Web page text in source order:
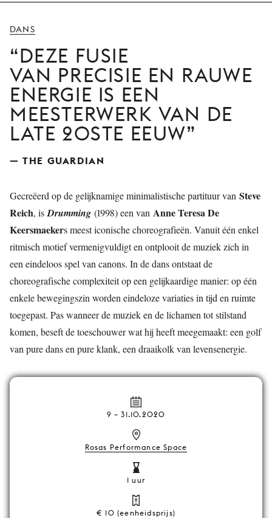
DANS
DEZE FUSIE
VAN PRECISIE EN RAUWE
ENERGIE IS EEN
MEESTERWERK VAN DE
LATE 20STE EEUW
— THE GUARDIAN
Gecreëerd op de gelijknamige minimalistische partituur van Steve
Reich, is Drumming (1998) een van Anne Teresa De
Keersmaekers meest iconische choreografieën. Vanuit één enkel
ritmisch motief vermenigvuldigt en ontplooit de muziek zich in
een eindeloos spel van canons. In de dans ontstaat de
choreografische complexiteit op een gelijkaardige manier: op één
enkele bewegingszin worden eindeloze variaties in tijd en ruimte
toegepast. Pas wanneer de muziek en de lichamen tot stilstand
komen, beseft de toeschouwer wat hij heeft meegemaakt: een golf
van pure dans en pure klank, een draaikolk van levensenergie.
9 –31.10.2020
Rosas Performance Space
1 uur
€ 10 (eenheidsprijs)